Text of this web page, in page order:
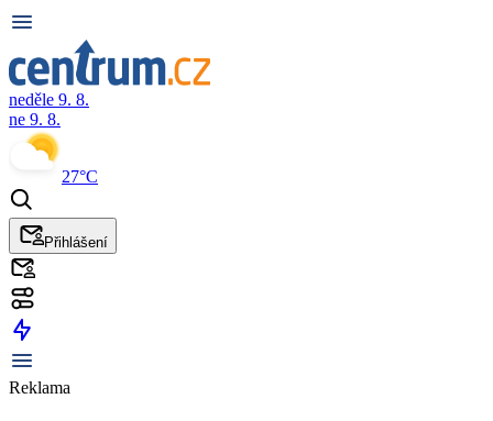
neděle 9. 8.
ne 9. 8.
27°C
Přihlášení
Reklama